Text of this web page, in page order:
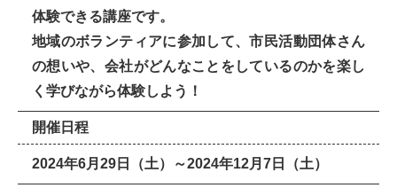
体験できる講座です。
地域のボランティアに参加して、市民活動団体さん
の想いや、会社がどんなことをしているのかを楽し
く学びながら体験しよう！
開催日程
2024年6月29日（土）～2024年12月7日（土）